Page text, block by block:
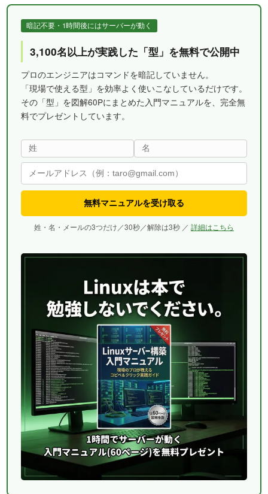
暗記不要・1時間後にはサーバーが動く
3,100名以上が実践した「型」を無料で公開中
プロのエンジニアはコマンドを暗記していません。
「現場で使える型」を効率よく使いこなしているだけです。
その「型」を図解60Pにまとめた入門マニュアルを、完全無
料でプレゼントしています。
無料マニュアルを受け取る
姓・名・メールの3つだけ／30秒／解除は3秒 ／ 詳細はこちら